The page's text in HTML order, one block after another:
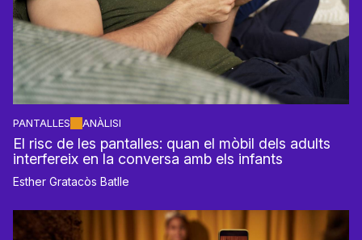
PANTALLES ANÀLISI
El risc de les pantalles: quan el mòbil dels adults
interfereix en la conversa amb els infants
Esther Gratacòs Batlle